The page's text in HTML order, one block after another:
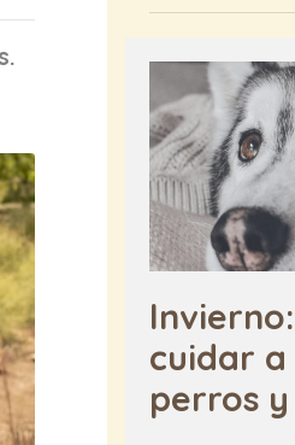
cuidar
perros